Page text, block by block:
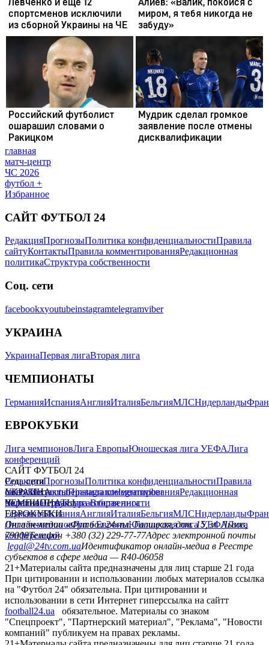
главная
матч-центр
ЧС 2026
футбол +
Избранное
САЙТ ФУТБОЛ 24
РедакцияПрогнозыПолитика конфиденциальностиПравила
сайтуКонтактыПравила комментированияРедакционная
политикаСтруктура собственности
Соц. сети
facebookxyoutubeinstagramtelegramviber
УКРАИНА
УкраинаПервая лигаВторая лига
ЧЕМПИОНАТЫ
ГерманияИспанияАнглияИталияБельгияМЛСНидерланды
ЕВРОКУБКИ
Лига чемпионовЛига ЕвропыЮношеская лига УЕФАЛига
конференций
САЙТ ФУТБОЛ 24
РедакцияПрогнозыПолитика конфиденциальностиПравила
сайтуКонтактыПравила комментированияРедакционная
политикаСтруктура собственности
Соц. сети
facebookxyoutubeinstagramtelegramviber
УКРАИНА
УкраинаПервая лигаВторая лига
ЧЕМПИОНАТЫ
ГерманияИспанияАнглияИталияБельгияМЛСНидерланды
ЕВРОКУБКИ
Лига чемпионовЛига ЕвропыЮношеская лига УЕФАЛига
конференций
Онлайн-медиа «Футбол 24»пл. Галицкая, дом. 15, м. Львов,
79008Телефон +380 (32) 229-77-77Адрес электронной почты
legal@24tv.com.uaИдентификатор онлайн-медиа в Реестре
субъектов в сфере медиа — R40-06058
21+Материалы сайта предназначены для лиц старше 21 года
При цитировании и использовании любых материалов ссылка
на "Футбол 24" обязательна. При цитировании и
использовании в сети Интернет гиперссылка на сайтт
football24.ua
обязательное. Материалы со знаком
"Спецпроект", "Партнерский материал", "Реклама", "Новости
компаний" публикуем на правах рекламы.